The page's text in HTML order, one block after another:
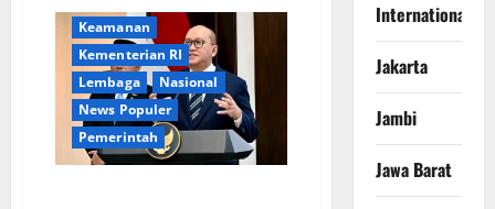
Tri
Cakti
dan
Tim
Gabungan
Bongkar
Upaya
Penyelundupan
Ton
Keamanan
Kementerian RI
Lembaga
Nasional
News Populer
Pemerintah
International
Jakarta
Jambi
Jawa Barat